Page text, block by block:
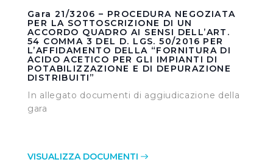
Gara 21/3206 – PROCEDURA NEGOZIATA
PER LA SOTTOSCRIZIONE DI UN
ACCORDO QUADRO AI SENSI DELL’ART.
54 COMMA 3 DEL D. LGS. 50/2016 PER
L’AFFIDAMENTO DELLA “FORNITURA DI
ACIDO ACETICO PER GLI IMPIANTI DI
POTABILIZZAZIONE E DI DEPURAZIONE
DISTRIBUITI”
In allegato documenti di aggiudicazione della
gara
VISUALIZZA DOCUMENTI